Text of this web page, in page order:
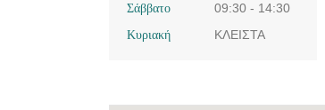
Σάββατο
09:30 - 14:30
Κυριακή
ΚΛΕΙΣΤΑ